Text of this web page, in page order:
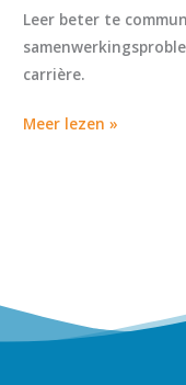
Leer beter te
carrière.
Meer lezen »